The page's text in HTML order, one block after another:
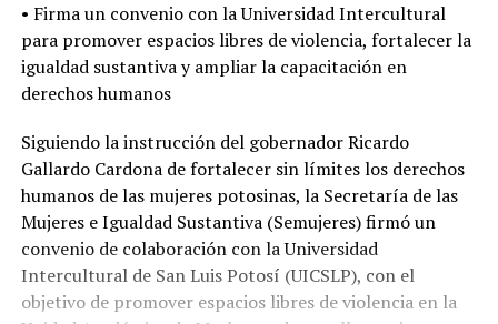
• Firma un convenio con la Universidad Intercultural
para promover espacios libres de violencia, fortalecer la
igualdad sustantiva y ampliar la capacitación en
derechos humanos
Siguiendo la instrucción del gobernador Ricardo
Gallardo Cardona de fortalecer sin límites los derechos
humanos de las mujeres potosinas, la Secretaría de las
Mujeres e Igualdad Sustantiva (Semujeres) firmó un
convenio de colaboración con la Universidad
Intercultural de San Luis Potosí (UICSLP), con el
objetivo de promover espacios libres de violencia en la